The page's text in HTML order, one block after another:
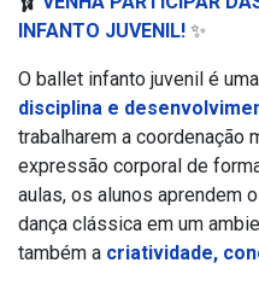
INFANTO JUVENIL! ✨
O ballet infanto juvenil é
disciplina e
trabalharem a coordenação
expressão corporal de
aulas, os alunos aprendem
dança clássica em um
também a criatividade,